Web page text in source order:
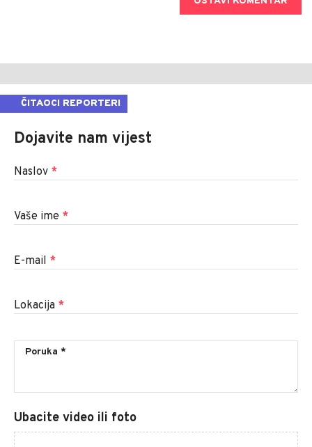
ČITAOCI REPORTERI
Dojavite nam vijest
Naslov *
Vaše ime *
E-mail *
Lokacija *
Ubacite video ili foto